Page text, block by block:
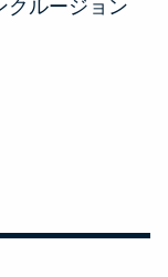
クルージョン
window.
on
this
in a new
this
in a